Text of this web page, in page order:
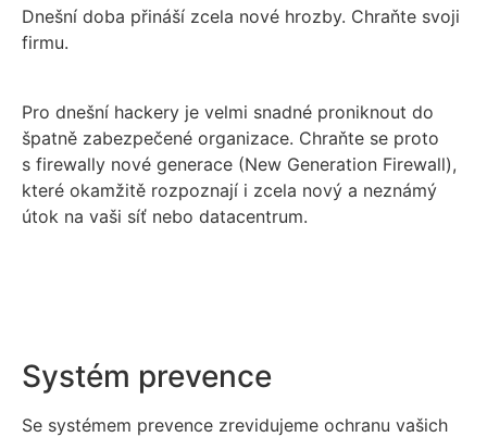
Dnešní doba přináší zcela nové hrozby. Chraňte svoji
firmu.
Pro dnešní hackery je velmi snadné proniknout do
špatně zabezpečené organizace. Chraňte se proto
s firewally nové generace (New Generation Firewall),
které okamžitě rozpoznají i zcela nový a neznámý
útok na vaši síť nebo datacentrum.
Systém prevence
Se systémem prevence zrevidujeme ochranu vašich